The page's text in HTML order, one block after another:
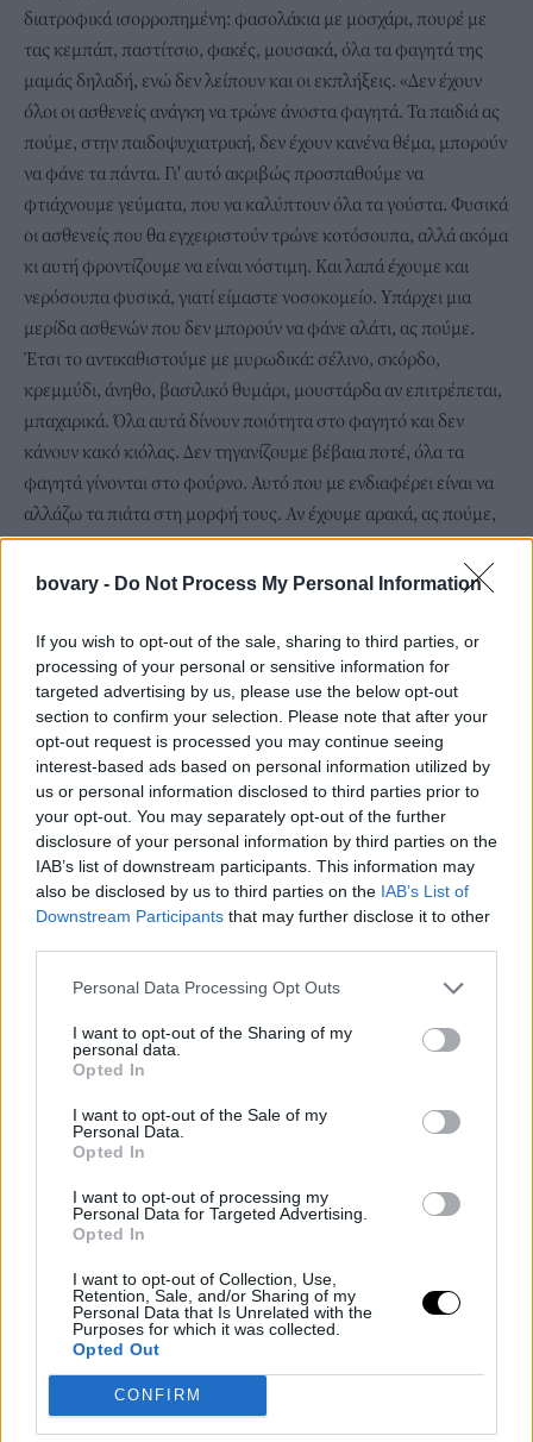
bovary - Do Not Process My Personal Information
If you wish to opt-out of the sale, sharing to third parties, or
processing of your personal or sensitive information for
targeted advertising by us, please use the below opt-out
section to confirm your selection. Please note that after your
opt-out request is processed you may continue seeing
interest-based ads based on personal information utilized by
us or personal information disclosed to third parties prior to
your opt-out. You may separately opt-out of the further
disclosure of your personal information by third parties on the
IAB’s list of downstream participants. This information may
also be disclosed by us to third parties on the IAB’s List of
Downstream Participants that may further disclose it to other
Personal Data Processing Opt Outs
I want to opt-out of the Sharing of my
personal data.
Opted In
I want to opt-out of the Sale of my
Personal Data.
Opted In
I want to opt-out of processing my
Personal Data for Targeted Advertising.
Opted In
I want to opt-out of Collection, Use,
Retention, Sale, and/or Sharing of my
Personal Data that Is Unrelated with the
Purposes for which it was collected.
Opted Out
CONFIRM
διατροφικά ισορροπημένη: φασολάκια με μοσχάρι, πουρέ με
τας κεμπάπ, παστίτσιο, φακές, μουσακά, όλα τα φαγητά της
μαμάς δηλαδή, ενώ δεν λείπουν και οι εκπλήξεις. «Δεν έχουν
όλοι οι ασθενείς ανάγκη να τρώνε άνοστα φαγητά. Τα παιδιά ας
πούμε, στην παιδοψυχιατρική, δεν έχουν κανένα θέμα, μπορούν
να φάνε τα πάντα. Γι' αυτό ακριβώς προσπαθούμε να
φτιάχνουμε γεύματα, που να καλύπτουν όλα τα γούστα. Φυσικά
οι ασθενείς που θα εγχειριστούν τρώνε κοτόσουπα, αλλά ακόμα
κι αυτή φροντίζουμε να είναι νόστιμη. Και λαπά έχουμε και
νερόσουπα φυσικά, γιατί είμαστε νοσοκομείο. Υπάρχει μια
μερίδα ασθενών που δεν μπορούν να φάνε αλάτι, ας πούμε.
Έτσι το αντικαθιστούμε με μυρωδικά: σέλινο, σκόρδο,
κρεμμύδι, άνηθο, βασιλικό θυμάρι, μουστάρδα αν επιτρέπεται,
μπαχαρικά. Όλα αυτά δίνουν ποιότητα στο φαγητό και δεν
κάνουν κακό κιόλας. Δεν τηγανίζουμε βέβαια ποτέ, όλα τα
φαγητά γίνονται στο φούρνο. Αυτό που με ενδιαφέρει είναι να
αλλάζω τα πιάτα στη μορφή τους. Αν έχουμε αρακά, ας πούμε,
μια μέρα τον κάνουμε λαδερό, μια πουρέ, για να μη βαριούνται
οι άνθρωποι», μου εξηγεί.
νοσοκομείου, οι αφανείς ήρωες, όπως τους λέει ο κύριος
Απέργης, που υποστηρίζουν την άποψή του και τον
συνδράμουν. «Όταν δεχόμαστε συγχαρητήρια από τους
ασθενείς και τους γιατρούς για τα μπιφτέκια ψαριού και τα
ρεβίθια φάβα, καμαρώνουμε σαν μικρά παιδιά», λέει περήφανα.
Μπιφτέκι ψαριού; Τι είναι αυτό; Μια ανακάλυψη του κύριου
Απέργη, επειδή τα παιδιά δεν τρώνε εύκολα ψάρια, οπότε
βρήκε αυτή τη λύση για να συμπληρώσει σωστά τη διατροφή
τους. Έχει άλλωστε ιδιαίτερη σχέση με τους μικρούς ασθενείς-
ο ίδιος μάλιστα προσφέρει εθελοντικά τις υπηρεσίες του και
στο «Χαμόγελο του Παιδιού», μαγειρεύοντας σε ένα από τα
σπίτια τους. «Τα παιδιά στο νοσοκομείο βασανίζονται πολύ.
ντομάτα και να τους φτιάξω ένα burger,ας πούμε; Δεν είναι
τίποτα. Ειδικά τα παιδιά της παιδοψυχιατρικής είναι λίγα, δεν
περίοδος νοσηλείας τους δεν είναι μεγάλη.Πρέπει να έχουν κάτι
το ιδιαίτερο, πιστεύω.Για παράδειγμα, δεν μπορούν να φάνε
σπανακόρυζο με το ζόρι, πρέπει να εφεύρεις άλλους τρόπους.
Τι κάνουμε λοιπόν; Βάζουμε λαχανικά στα μπιφτέκια για να